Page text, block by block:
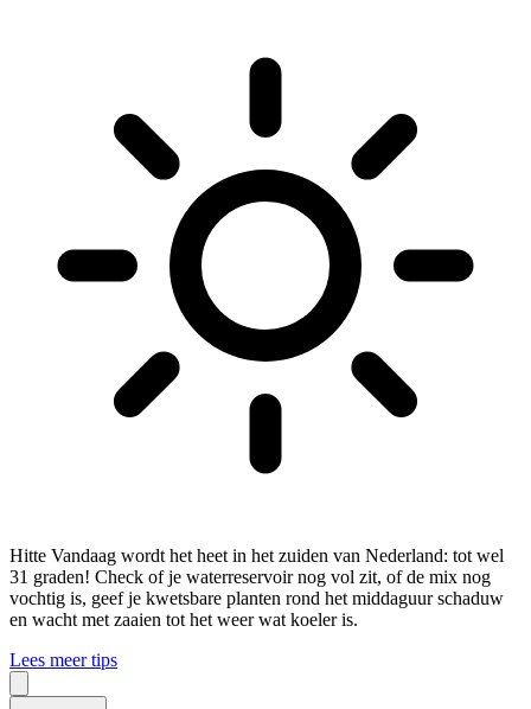
Hitte Vandaag wordt het heet in het zuiden van Nederland: tot wel
31 graden! Check of je waterreservoir nog vol zit, of de mix nog
vochtig is, geef je kwetsbare planten rond het middaguur schaduw
en wacht met zaaien tot het weer wat koeler is.
Lees meer tips